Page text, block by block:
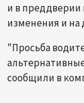
и в
изменения и на
"Просьба
сообщили в